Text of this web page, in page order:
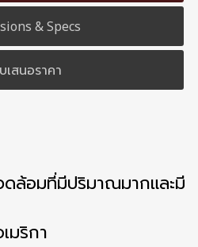
& Specs
เสนอราคา
ดล้อมที่มีปริมาณมากและมี
มริกา